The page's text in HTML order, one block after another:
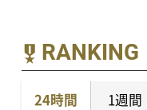
RANKING
24時間 1週間